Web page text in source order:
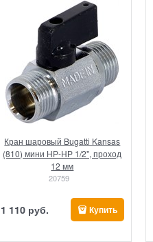
Кран шаровый Bugatti Kansas
(810) мини НР-НР 1/2", проход
12 мм
20759
1 110 руб. Купить